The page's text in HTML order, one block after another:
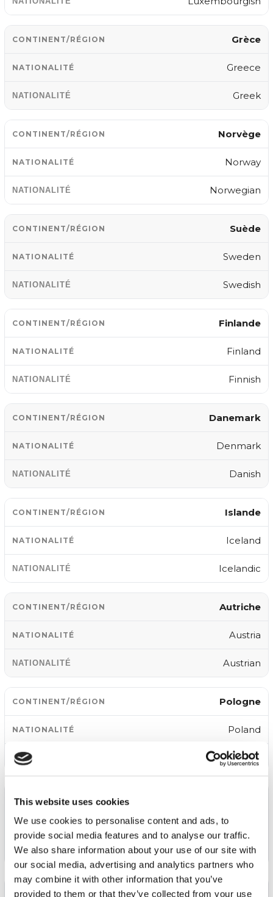
This website uses cookies
We use cookies to personalise content and ads, to
provide social media features and to analyse our traffic.
We also share information about your use of our site with
our social media, advertising and analytics partners who
may combine it with other information that you’ve
provided to them or that they’ve collected from your use
Grèce
Greece
Greek
Norvège
Norway
Norwegian
Suède
Sweden
Swedish
Finlande
Finland
Finnish
Danemark
Denmark
Danish
Islande
Iceland
Icelandic
Autriche
Austria
Austrian
Pologne
Poland
Polish
Hungary
Hungarian
République Tchèque